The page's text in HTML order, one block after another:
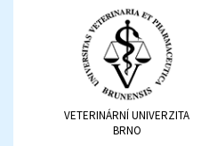
VETERINÁRNÍ UNIVERZITA
BRNO